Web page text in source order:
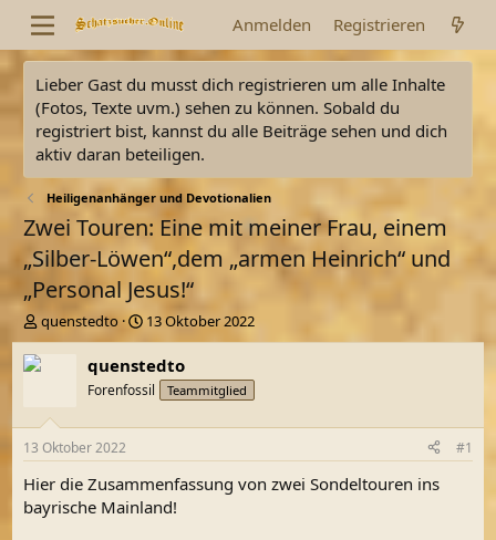
Anmelden Registrieren
Lieber Gast du musst dich registrieren um alle Inhalte
(Fotos, Texte uvm.) sehen zu können. Sobald du
registriert bist, kannst du alle Beiträge sehen und dich
aktiv daran beteiligen.
Heiligenanhänger und Devotionalien
Zwei Touren: Eine mit meiner Frau, einem
„Silber-Löwen“,dem „armen Heinrich“ und
„Personal Jesus!“
E
r
s
l
e
r
quenstedto
E
r
s
t
e
t
a
13 Oktober 2022
quenstedto
Forenfossil Teammitglied
13 Oktober 2022 #1
Hier die Zusammenfassung von zwei Sondeltouren ins
bayrische Mainland!